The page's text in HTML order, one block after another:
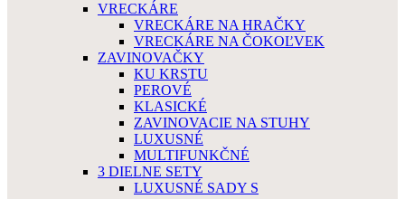
VRECKÁRE
VRECKÁRE NA HRAČKY
VRECKÁRE NA ČOKOĽVEK
ZAVINOVAČKY
KU KRSTU
PEROVÉ
KLASICKÉ
ZAVINOVACIE NA STUHY
LUXUSNÉ
MULTIFUNKČNÉ
3 DIELNE SETY
LUXUSNÉ SADY S